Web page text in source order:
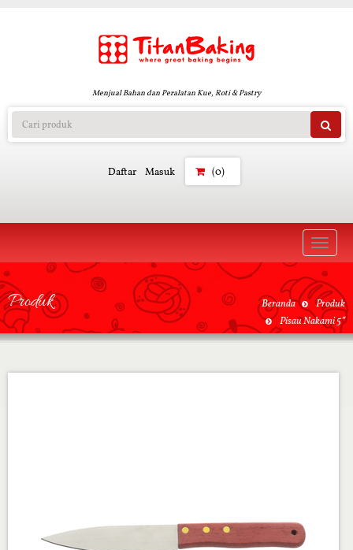
Menjual Bahan dan Peralatan Kue, Roti & Pastry
Daftar Masuk (0)
Toggle
Produk Beranda
Produk
Pisau Nakami 5”